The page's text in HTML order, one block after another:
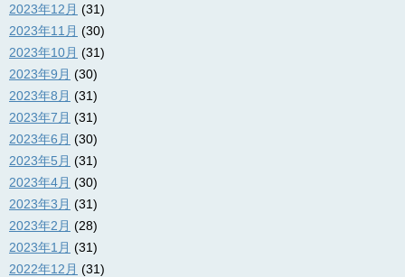
2023年12月 (31)
2023年11月 (30)
2023年10月 (31)
2023年9月 (30)
2023年8月 (31)
2023年7月 (31)
2023年6月 (30)
2023年5月 (31)
2023年4月 (30)
2023年3月 (31)
2023年2月 (28)
2023年1月 (31)
2022年12月 (31)